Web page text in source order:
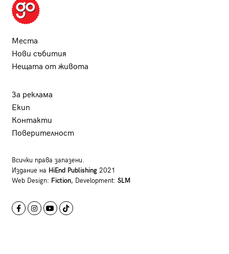
Места
Нови събития
Нещата от живота
За реклама
Екип
Контакти
Поверителност
Всички права запазени.
Издание на HiEnd Publishing2021
Web Design: Fiction, Development: SLM